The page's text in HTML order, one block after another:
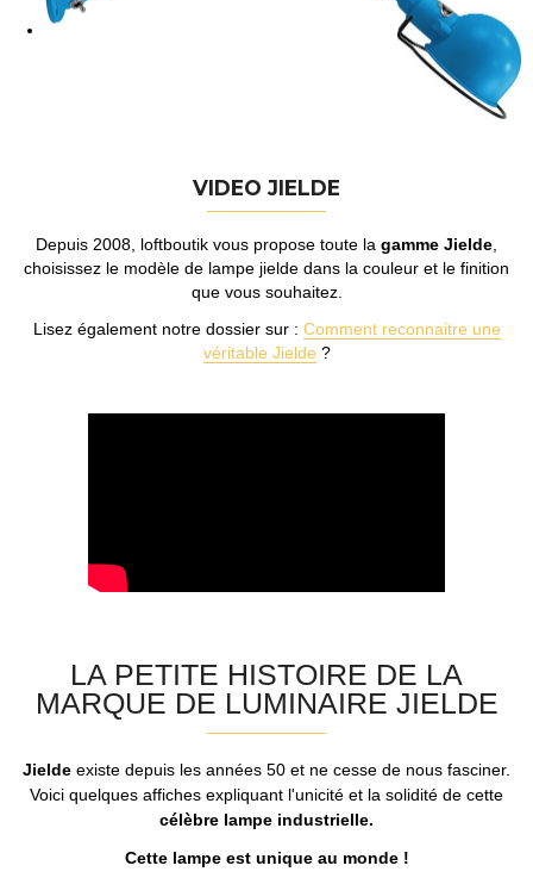
VIDEO JIELDE
Depuis 2008, loftboutik vous propose toute la gamme Jielde
choisissez le modèle de lampe jielde dans la couleur et le finition
que vous souhaitez.
Lisez également notre dossier sur : Comment reconnaitre une
véritable Jielde ?
LA PETITE HISTOIRE DE LA
MARQUE DE LUMINAIRE JIELDE
Jielde existe depuis les années 50 et ne cesse de nous fasciner.
Voici quelques affiches expliquant l'unicité et la solidité de cette
célèbre lampe industrielle.
Cette lampe est unique au monde !